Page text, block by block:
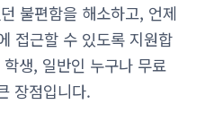
불편함을 해소하고, 언제
접근할 수 있도록 지원합
생, 일반인 누구나 무료
장점입니다.